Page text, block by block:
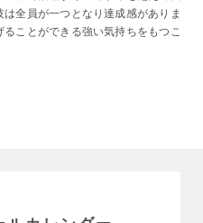
全員が一つとなり達成感がありま
ことができる強い気持ちをもつこ